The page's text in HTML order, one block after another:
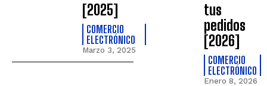
[2025]
COMERCIO
ELECTRÓNICO
Marzo 3, 2025
tus
pedidos
[2026]
COMERCIO
ELECTRÓNICO
Enero 8, 2026